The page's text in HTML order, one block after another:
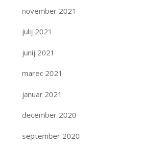
november 2021
julij 2021
junij 2021
marec 2021
januar 2021
december 2020
september 2020